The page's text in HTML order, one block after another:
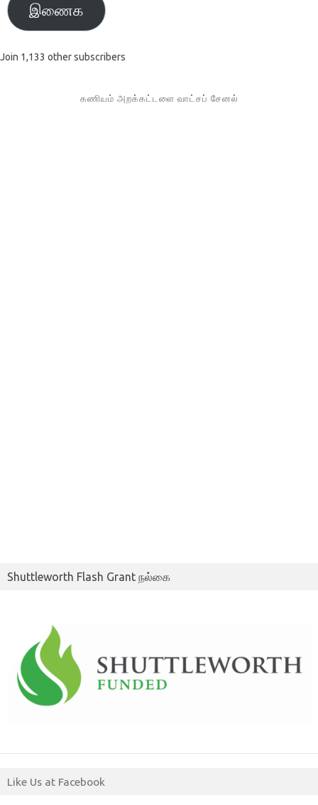
இணைக
Join 1,133 other subscribers
கணியம் அறக்கட்டளை வாட்சப் சேனல்
Shuttleworth Flash Grant நல்கை
Like Us at Facebook